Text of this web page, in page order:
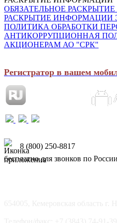
ОБЯЗАТЕЛЬНОЕ
РАСКРЫТИЕ ИНФОРМАЦИИ
ПОЛИТИКА ОБРАБОТКИ
АНТИКОРРУПЦИОННАЯ
АКЦИОНЕРАМ АО "СРК"
Регистратор в вашем
8 (800) 250-8817
бесплатно для звонков по России